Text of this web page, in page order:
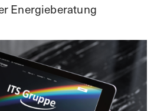
Energieberatung